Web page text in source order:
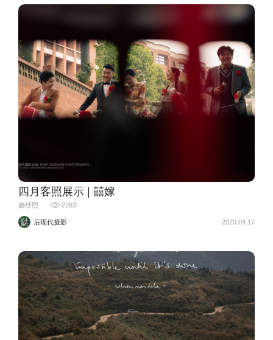
四月客照展示 | 囍嫁
婚纱照 2263
后现代摄影 2020.04.17